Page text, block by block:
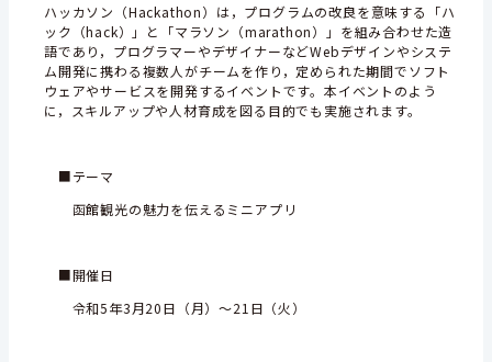
ハッカソン（Hackathon）は，プログラムの改良を意味する「ハ
ック（hack）」と「マラソン（marathon）」を組み合わせた造
語であり，プログラマーやデザイナーなどWebデザインやシステ
ム開発に携わる複数人がチームを作り，定められた期間でソフト
ウェアやサービスを開発するイベントです。本イベントのよう
に，スキルアップや人材育成を図る目的でも実施されます。
■テーマ
函館観光の魅力を伝えるミニアプリ
■開催日
令和5年3月20日（月）～21日（火）